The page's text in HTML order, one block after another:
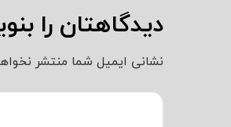
دیدگاهتان را
نشانی ایمیل شما منتشر